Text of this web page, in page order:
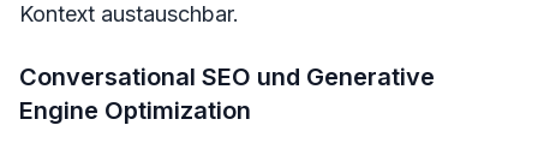
Kontext austauschbar.
Conversational SEO und Generative
Engine Optimization